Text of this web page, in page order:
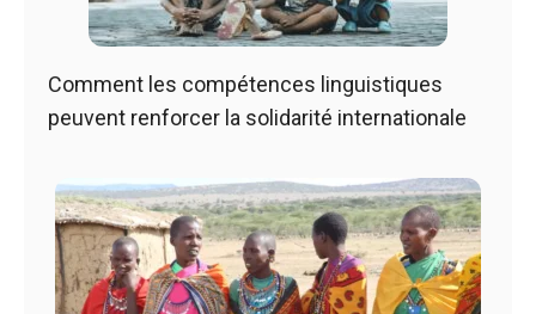
Comment les compétences linguistiques
peuvent renforcer la solidarité internationale